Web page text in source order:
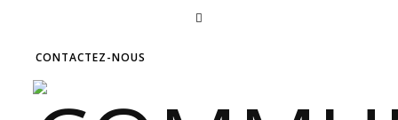
CONTACTEZ-NOUS